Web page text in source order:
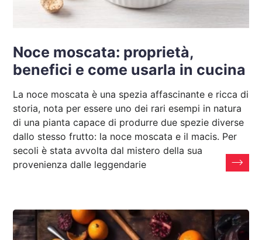
Noce moscata: proprietà,
benefici e come usarla in cucina
La noce moscata è una spezia affascinante e ricca di
storia, nota per essere uno dei rari esempi in natura
di una pianta capace di produrre due spezie diverse
dallo stesso frutto: la noce moscata e il macis. Per
secoli è stata avvolta dal mistero della sua
provenienza dalle leggendarie